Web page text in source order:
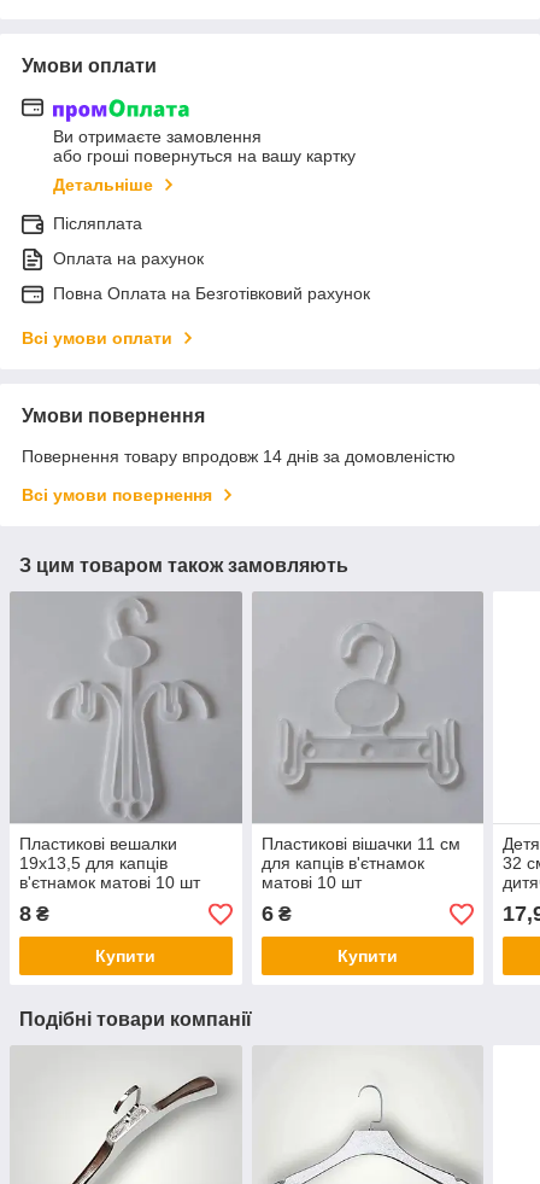
Умови оплати
Ви отримаєте замовлення
або гроші повернуться на вашу картку
Детальніше
Післяплата
Оплата на рахунок
Повна Оплата на Безготівковий рахунок
Всі умови оплати
Умови повернення
Повернення товару впродовж 14 днів за домовленістю
Всі умови повернення
З цим товаром також замовляють
Пластикові вешалки
19х13,5 для капців
в'єтнамок матові 10 шт
8 ₴
Купити
Пластикові вішачки 11 см
для капців в'єтнамок
матові 10 шт
6₴
Купити
32
Подібні товари компанії